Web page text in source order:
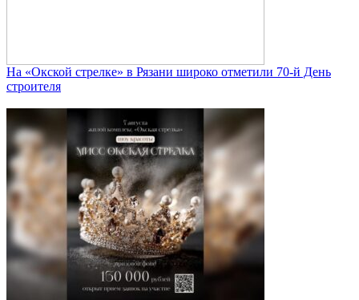
На «Окской стрелке» в Рязани широко отметили 70-й День
строителя